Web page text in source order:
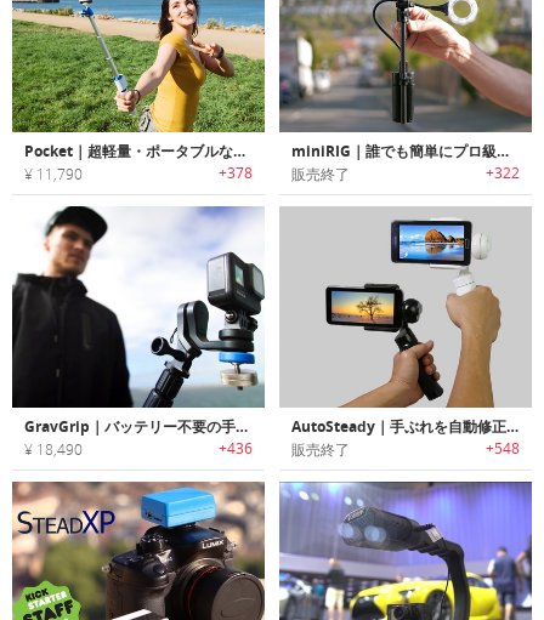
Pocket｜超軽量・ポータブルなスマホ用ポケットスタビライザー「ポケット」
¥ 11,790 +378
miniRIG｜誰でも簡単にプロ級の撮影が可能なスマホ・GoPro対応ポータブルスタビライザー「ミニリグ」
販売終了 +322
GravGrip｜バッテリー不要の手のひらサイズカメラスタビライザー「グラブグリップ」
¥ 18,490 +436
AutoSteady｜手ぶれを自動修正する三軸カメラスタビライザー「オートステディー」
販売終了 +548